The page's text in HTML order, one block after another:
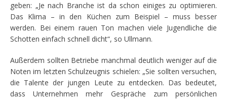
geben: „Je nach Branche ist da schon einiges zu optimieren.
Das Klima – in den Küchen zum Beispiel – muss besser
werden. Bei einem rauen Ton machen viele Jugendliche die
Schotten einfach schnell dicht“, so Ullmann.
Außerdem sollten Betriebe manchmal deutlich weniger auf die
Noten im letzten Schulzeugnis schielen: „Sie sollten versuchen,
die Talente der jungen Leute zu entdecken. Das bedeutet,
dass Unternehmen mehr Gespräche zum persönlichen